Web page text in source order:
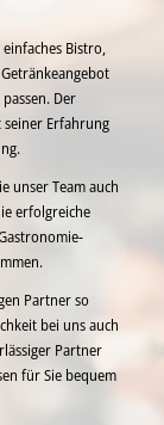
Bistro,
Der
Erfahrung
unser Team auch
erfolgreiche
Partner so
bei uns auch
Partner
für Sie bequem